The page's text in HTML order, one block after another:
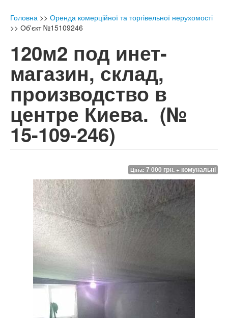
Головна >> Оренда комерційної та торгівельної нерухомості
>> Об'єкт №15109246
120м2 под инет-
магазин, склад,
производство в
центре Киева. (№
15-109-246)
Ціна: 7 000 грн. + комунальні